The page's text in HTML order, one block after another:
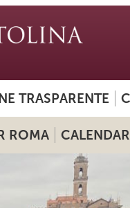
TRASPARENTE
ROMA